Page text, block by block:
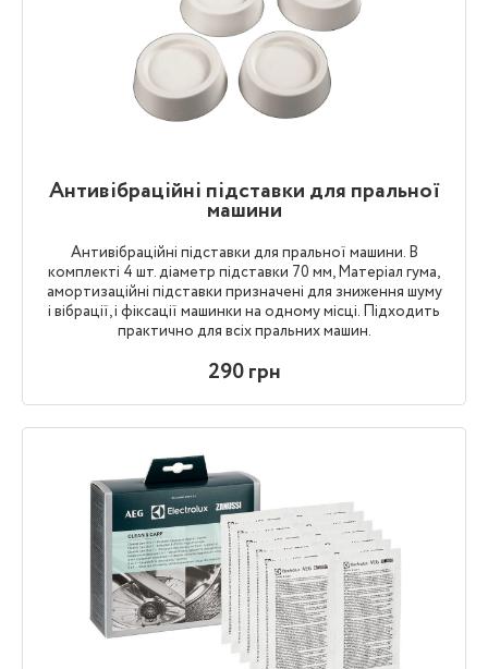
Антивібраційні підставки для пральної
машини
Антивібраційні підставки для пральної машини. В
комплекті 4 шт. діаметр підставки 70 мм, Матеріал гума,
амортизаційні підставки призначені для зниження шуму
і вібрації, і фіксації машинки на одному місці. Підходить
практично для всіх пральних машин.
290 грн